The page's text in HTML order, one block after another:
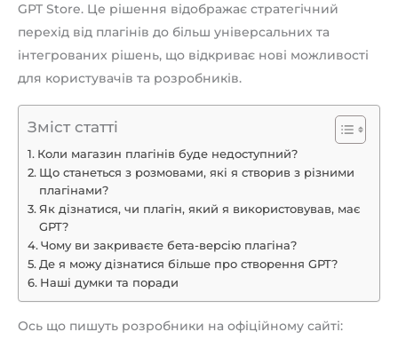
GPT Store. Це рішення відображає стратегічний
перехід від плагінів до більш універсальних та
інтегрованих рішень, що відкриває нові можливості
для користувачів та розробників.
Зміст статті
Коли магазин плагінів буде недоступний?
Що станеться з розмовами, які я створив з різними
плагінами?
Як дізнатися, чи плагін, який я використовував, має
GPT?
Чому ви закриваєте бета-версію плагіна?
Де я можу дізнатися більше про створення GPT?
Наші думки та поради
Ось що пишуть розробники на офіційному сайті: